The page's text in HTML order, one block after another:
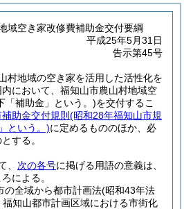
域空き家改修費補助金交付要綱
平成25年5月31日
告示第45号
村地域の空き家を活用した活性化を
において、福知山市農山村地域空
「補助金」という。)を交付するこ
助金交付規則 (昭和28年福知山市規
という。)に定めるもののほか、必
する。
、 次の各号に掲げる用語の意義は、
による。
全域から都市計画法(昭和43年法
福知山都市計画区域における市街化